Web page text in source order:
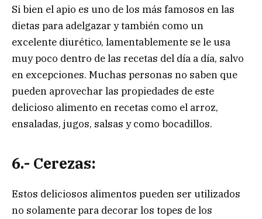
Si bien el apio es uno de los más famosos en las
dietas para adelgazar y también como un
excelente diurético, lamentablemente se le usa
muy poco dentro de las recetas del día a día, salvo
en excepciones. Muchas personas no saben que
pueden aprovechar las propiedades de este
delicioso alimento en recetas como el arroz,
ensaladas, jugos, salsas y como bocadillos.
6.- Cerezas:
Estos deliciosos alimentos pueden ser utilizados
no solamente para decorar los topes de los